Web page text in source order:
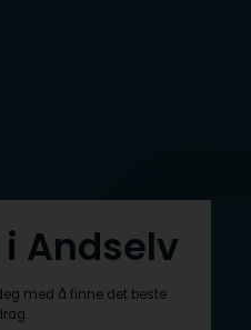
Andselv
med å finne det beste